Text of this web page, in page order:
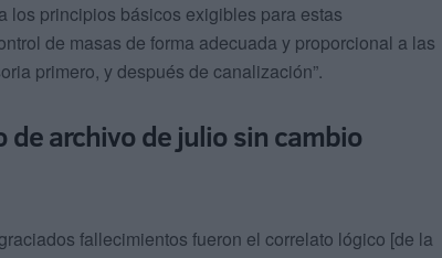
los principios básicos exigibles para estas
de masas de forma adecuada y proporcional a las
primero, y después de canalización”.
de archivo de julio sin cambio
fallecimientos fueron el correlato lógico [de la